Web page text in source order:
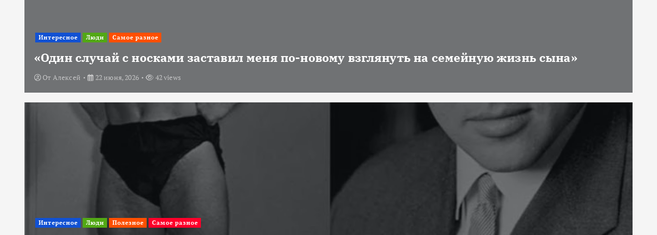
Интересное Люди Самое разное
«Один случай с носками заставил меня по-новому взглянуть на семейную жизнь сына»
От Алексей 22 июня, 2026 42 views
Интересное Люди Полезное Самое разное